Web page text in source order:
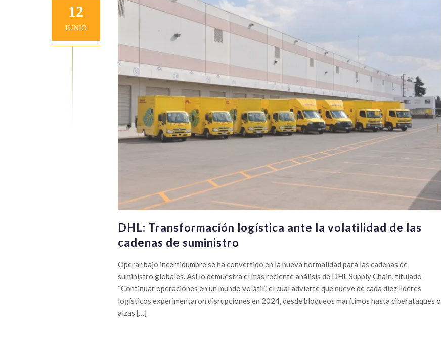
12
JUNIO
DHL: Transformación logística ante la volatilidad de las
cadenas de suministro
Operar bajo incertidumbre se ha convertido en la nueva normalidad para las cadenas de
suministro globales. Así lo demuestra el más reciente análisis de DHL Supply Chain, titulado
“Continuar operaciones en un mundo volátil”, el cual advierte que nueve de cada diez líderes
logísticos experimentaron disrupciones en 2024, desde bloqueos marítimos hasta ciberataques o
alzas […]